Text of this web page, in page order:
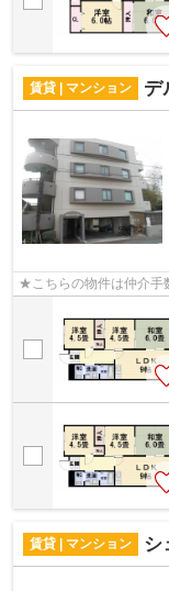
賃貸 | マンション デ
★こちらの物件は仲介
賃貸 | マンション シ